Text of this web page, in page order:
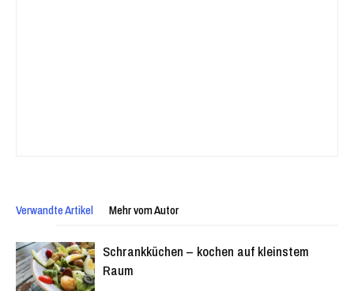
Verwandte Artikel Mehr vom Autor
Schrankküchen – kochen auf kleinstem
Raum